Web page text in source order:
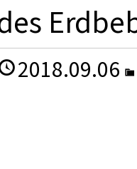
2018.09.06